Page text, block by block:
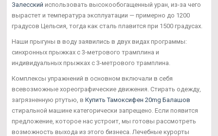
Залесский использовать высокообогащенный уран, из-за чего
вырастет и температура эксплуатации — примерно до 1200
градусов Цельсия, тогда как сталь плавится при 1500 градусах.
Наши прыгуны в воду заявились в двух видах программы:
синхронных прыжках с 3-метрового трамплина и
индивидуальных прыжках с 3-метрового трамплина.
Комплексы упражнений в основном включали в себя
всевозможные хореографические движения. Стирать одежду,
загрязненную ртутью, в Купить Тамоксифен 20mg Балашов
стиральной машине категорически запрещено. Если появится
предложение, которое нас устроит, мы готовы рассмотреть
возможность выхода из этого бизнеса. Лечебные курорты